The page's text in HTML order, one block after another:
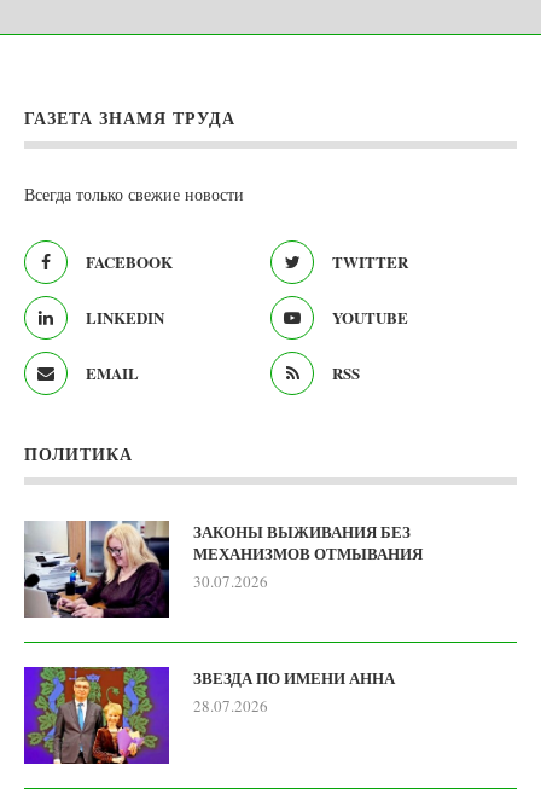
ГАЗЕТА ЗНАМЯ ТРУДА
Всегда только свежие новости
FACEBOOK TWITTER
LINKEDIN YOUTUBE
EMAIL RSS
ПОЛИТИКА
ЗАКОНЫ ВЫЖИВАНИЯ БЕЗ
МЕХАНИЗМОВ ОТМЫВАНИЯ
30.07.2026
ЗВЕЗДА ПО ИМЕНИ АННА
28.07.2026